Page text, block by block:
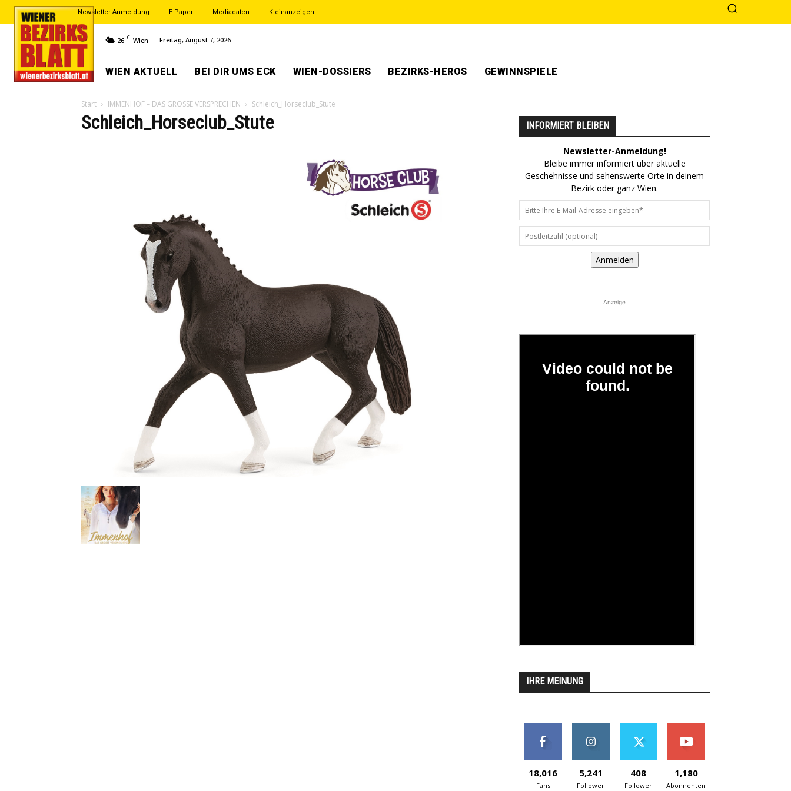
Newsletter-Anmeldung E-Paper Mediadaten Kleinanzeigen
26 C Wien Freitag, August 7, 2026
WIEN AKTUELL BEI DIR UMS ECK WIEN-DOSSIERS BEZIRKS-HEROS GEWINNSPIELE
Start IMMENHOF – DAS GROSSE VERSPRECHEN Schleich_Horseclub_Stute
Schleich_Horseclub_Stute INFORMIERT BLEIBEN
Newsletter-Anmeldung!
Bleibe immer informiert über aktuelle
Geschehnisse und sehenswerte Orte in deinem
Bezirk oder ganz Wien.
Anmelden
Anzeige
IHRE MEINUNG
18,016
Fans
5,241
Follower
408
Follower
1,180
Abonnenten